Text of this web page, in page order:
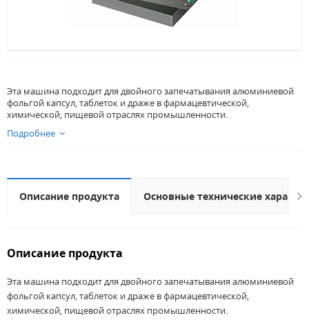
Эта машина подходит для двойного запечатывания алюминиевой
фольгой капсул, таблеток и драже в фармацевтической,
химической, пищевой отраслях промышленности.
Подробнее
Описание продукта Основные технические
Описание продукта
Эта машина подходит для двойного запечатывания алюминиевой
фольгой капсул, таблеток и драже в фармацевтической,
химической, пищевой отраслях промышленности.